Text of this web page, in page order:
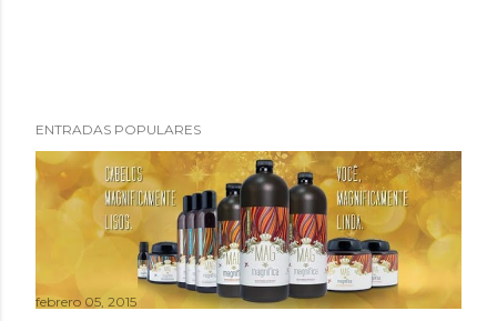
u
b
a
r
ENTRADAS POPULARES
febrero 05, 2015